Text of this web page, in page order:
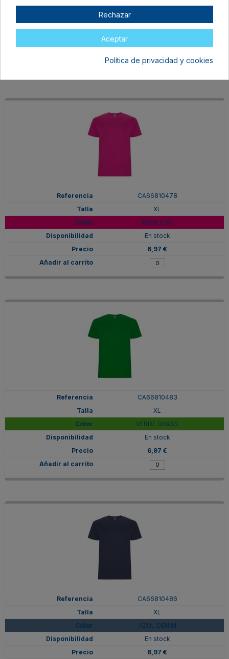
XL
6,97 €
CA66810478
XL
ROSETON
En stock
6,97 €
CA66810483
XL
VERDE GRASS
En stock
6,97 €
CA66810486
XL
AZUL DENIM
En stock
6,97 €
Rechazar
Aceptar
Política de privacidad y cookies